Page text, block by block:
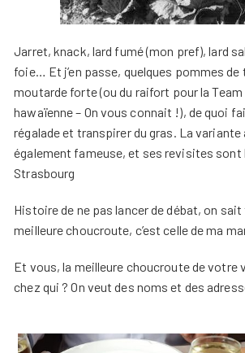
Jarret, knack, lard fumé (mon pref), lard
foie… Et j’en passe, quelques pommes de
moutarde forte (ou du raifort pour la
hawaïenne – On vous connait !), de quoi
régalade et transpirer du gras. La
également fameuse, et ses revisites sont
Strasbourg
Histoire de ne pas lancer de débat, on sait
meilleure choucroute, c’est celle de ma
Et vous, la meilleure choucroute de votre
chez qui ? On veut des noms et des